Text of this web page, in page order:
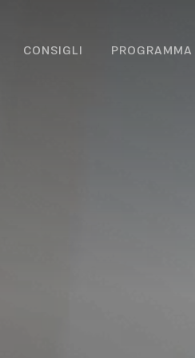
CONSIGLI PROGRAMMA